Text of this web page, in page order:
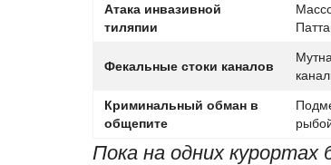
Атака инвазивной
тиляпии
Фекальные стоки каналов
Криминальный обман в
общепите
Пока на одних